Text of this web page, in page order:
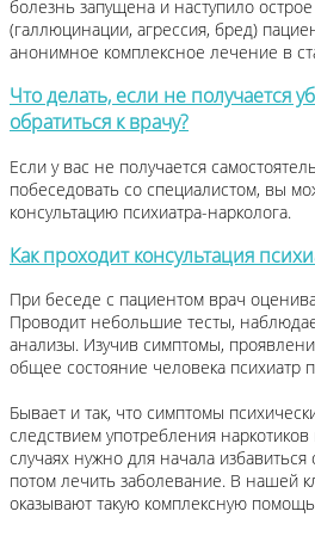
болезнь запущена и наступило
(галлюцинации, агрессия, бред)
анонимное комплексное лечение в
Что делать, если не получается
обратиться к врачу?
Если у вас не получается
побеседовать со специалистом, вы
консультацию психиатра-нарколога.
Как проходит консультация
При беседе с пациентом врач
Проводит небольшие тесты,
анализы. Изучив симптомы,
общее состояние человека психиатр
Бывает и так, что симптомы
следствием употребления наркотиков
случаях нужно для начала избавиться
потом лечить заболевание. В нашей
оказывают такую комплексную